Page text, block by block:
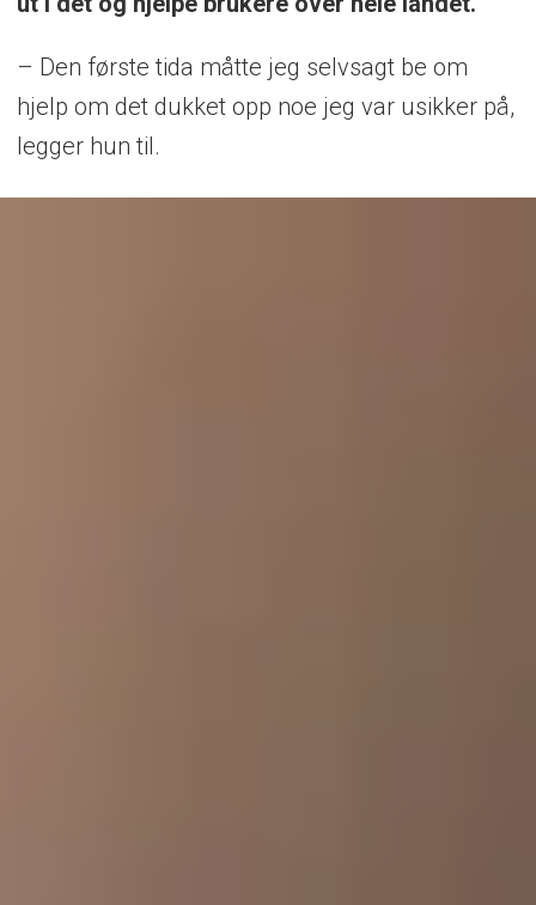
– Den første tida måtte jeg selvsagt be om
hjelp om det dukket opp noe jeg var usikker på,
legger hun til.